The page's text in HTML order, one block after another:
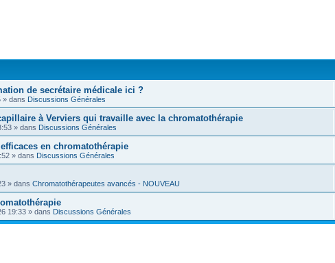
de secrétaire médicale ici ?
» dans Discussions Générales
à Verviers qui travaille avec la chromatothérapie
» dans Discussions Générales
en chromatothérapie
» dans Discussions Générales
» dans Chromatothérapeutes avancés - NOUVEAU
19:33 » dans Discussions Générales